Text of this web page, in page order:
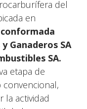
del
en
Ganaderos SA
SA.
etapa de
la actividad